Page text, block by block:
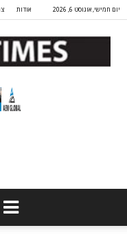
יום חמישי, אוגוסט 6, 2026 אודות